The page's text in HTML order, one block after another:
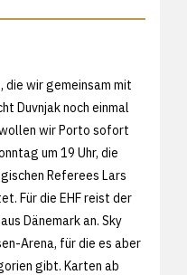
die wir gemeinsam mit
Duvnjak noch einmal
wir Porto sofort
um 19 Uhr, die
Referees Lars
Für die EHF reist der
Dänemark an. Sky
Arena, für die es aber
gibt. Karten ab